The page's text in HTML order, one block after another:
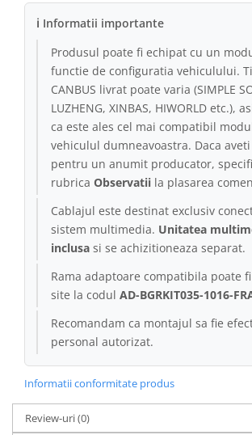
ℹ Informatii importante
Produsul poate fi echipat cu un
functie de configuratia vehiculului.
CANBUS livrat poate varia (SIMPLE
LUZHENG, XINBAS, HIWORLD etc.),
ca este ales cel mai compatibil
vehiculul dumneavoastra. Daca
pentru un anumit producator,
rubrica Observatii la plasarea
Cablajul este destinat exclusiv
sistem multimedia. Unitatea
inclusa si se achizitioneaza separat.
Rama adaptoare compatibila poate
site la codul AD-BGRKIT035-1016-
Recomandam ca montajul sa fie
personal autorizat.
Informatii conformitate produs
Review-uri(0)